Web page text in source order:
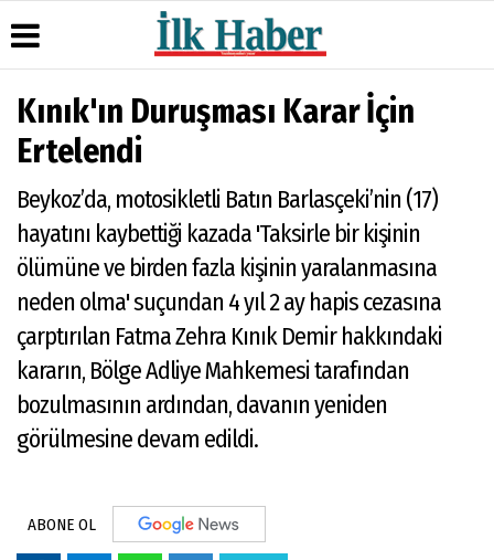
Üye Paneli
Haber
Arşivi
Gazete
Arşivi
Günün
Haberleri
Hava
Gazete
Manşetleri
Anketler
Biyografiler
Video
Galeri
Foto
Galeri
Künye
Çerez
Politikası
Gizlilik
İlkeleri
Kınık'ın Duruşması Karar İçin
Ertelendi
Beykoz’da, motosikletli Batın Barlasçeki’nin (17)
hayatını kaybettiği kazada 'Taksirle bir kişinin
ölümüne ve birden fazla kişinin yaralanmasına
neden olma' suçundan 4 yıl 2 ay hapis cezasına
çarptırılan Fatma Zehra Kınık Demir hakkındaki
kararın, Bölge Adliye Mahkemesi tarafından
bozulmasının ardından, davanın yeniden
görülmesine devam edildi.
ABONE OL